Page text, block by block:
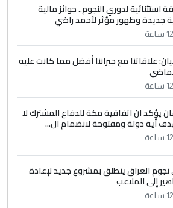
5
من عصابة علي ماما يسقط
للعراق ومن اصول عريقة
يرد على صدام حسين سل
(نص كامل)
استثنائية لدوري النجوم.. جوائز مالية
جديدة وظهور مؤثر لأحمد راضي
علاقاتنا مع جيراننا أفضل مما كانت عليه
يؤكد ان اتفاقية مكة للدفاع المشترك لا
أية دولة ومفتوحة لانضمام ال...
العراق ينطلق بمشروع جديد لإعادة
إلى الملاعب